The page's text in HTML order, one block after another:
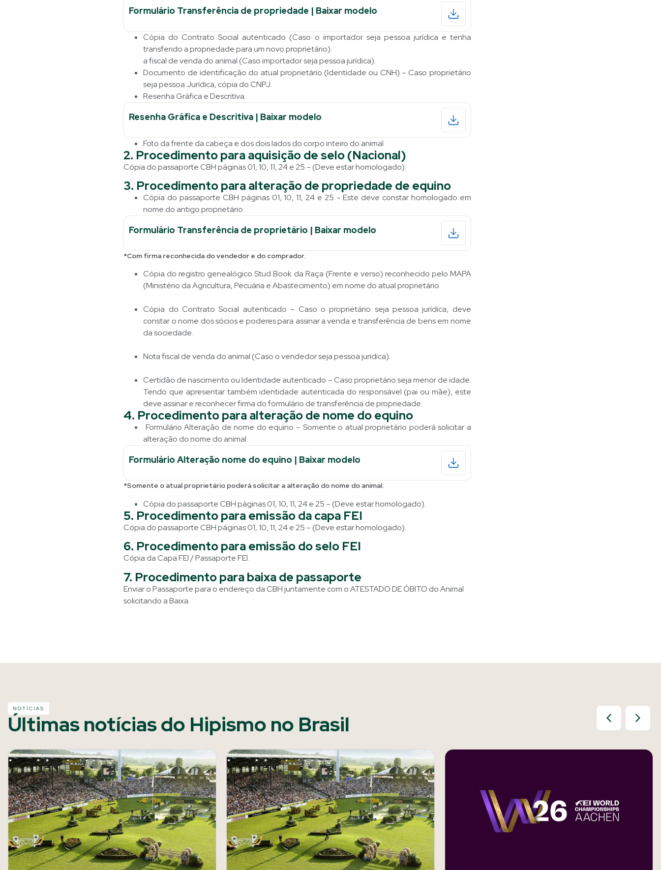
Formulário Transferência de propriedade | Baixar modelo
Cópia do Contrato Social autenticado (Caso o importador seja pessoa jurídica e tenha
transferido a propriedade para um novo proprietário).
a fiscal de venda do animal (Caso importador seja pessoa jurídica).
Documento de identificação do atual proprietário (Identidade ou CNH) – Caso proprietário
seja pessoa Jurídica, cópia do CNPJ.
Resenha Gráfica e Descritiva.
Resenha Gráfica e Descritiva | Baixar modelo
Foto da frente da cabeça e dos dois lados do corpo inteiro do animal
2. Procedimento para aquisição de selo (Nacional)​
Cópia do passaporte CBH páginas 01, 10, 11, 24 e 25 – (Deve estar homologado).
3. Procedimento para alteração de propriedade de equino
Cópia do passaporte CBH páginas 01, 10, 11, 24 e 25 – Este deve constar homologado em
nome do antigo proprietário.
Formulário Transferência de proprietário | Baixar modelo
*Com firma reconhecida do vendedor e do comprador.
Cópia do registro genealógico Stud Book da Raça (Frente e verso) reconhecido pelo MAPA
(Ministério da Agricultura, Pecuária e Abastecimento) em nome do atual proprietário.
Cópia do Contrato Social autenticado – Caso o proprietário seja pessoa jurídica, deve
constar o nome dos sócios e poderes para assinar a venda e transferência de bens em nome
da sociedade.
Nota fiscal de venda do animal (Caso o vendedor seja pessoa jurídica).
Certidão de nascimento ou Identidade autenticado – Caso proprietário seja menor de idade.
Tendo que apresentar também identidade autenticada do responsável (pai ou mãe), este
deve assinar e reconhecer firma do formulário de transferência de propriedade.
4. Procedimento para alteração de nome do equino
Formulário Alteração de nome do equino – Somente o atual proprietário poderá solicitar a
alteração do nome do animal.
Formulário Alteração nome do equino | Baixar modelo
*Somente o atual proprietário poderá solicitar a alteração do nome do animal.
Cópia do passaporte CBH páginas 01, 10, 11, 24 e 25 – (Deve estar homologado).
5. Procedimento para emissão da capa FEI
Cópia do passaporte CBH páginas 01, 10, 11, 24 e 25 – (Deve estar homologado).
6. Procedimento para emissão do selo FEI
Cópia da Capa FEI / Passaporte FEI.
7. Procedimento para baixa de passaporte
Enviar o Passaporte para o endereço da CBH juntamente com o ATESTADO DE ÓBITO do Animal
solicitando a Baixa.
NOTÍCIAS
Últimas notícias do Hipismo no Brasil